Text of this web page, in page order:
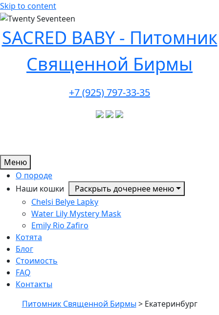
Skip to content
SACRED BABY - Питомник
Священной Бирмы
+7 (925) 797-33-35
Меню
О породе
Наши кошки
Раскрыть дочернее меню
Chelsi Belye Lapky
Water Lily Mystery Mask
Emily Rio Zafiro
Котята
Блог
Стоимость
FAQ
Контакты
Питомник Священной Бирмы > Екатеринбург